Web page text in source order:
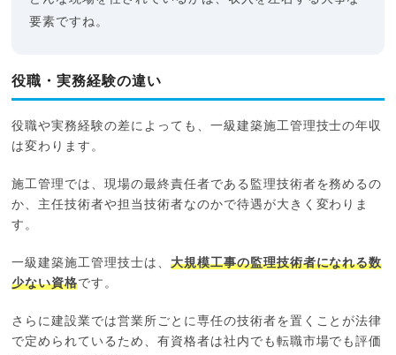
要素ですね。
役職・実務経験の違い
役職や実務経験の差によっても、一級建築施工管理技士の年収
は変わります。
施工管理では、現場の最終責任者である監理技術者を務めるの
か、主任技術者や担当技術者なのかで待遇が大きく変わりま
す。
一級建築施工管理技士は、 大規模工事の監理技術者になれる数
少ない資格です。
さらに建設業では営業所ごとに専任の技術者を置くことが法律
で定められているため、有資格者は社内でも転職市場でも評価